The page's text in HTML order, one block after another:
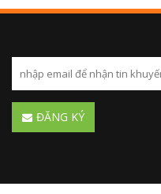
ĐĂNG KÝ